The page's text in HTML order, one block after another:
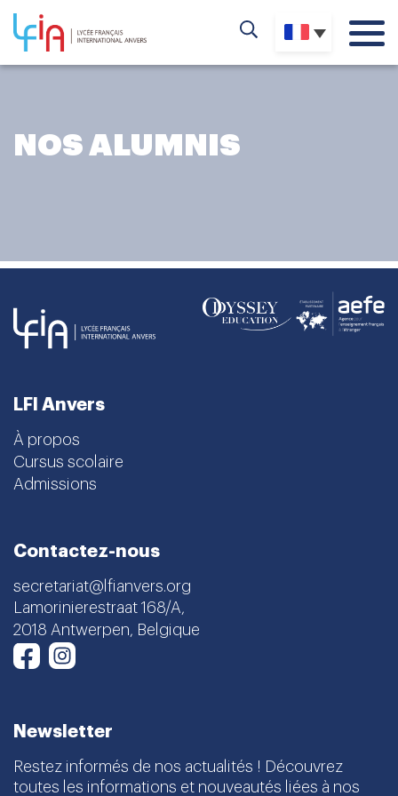
NOS ALUMNIS
LFI Anvers
À propos
Cursus scolaire
Admissions
Contactez-nous
secretariat@lfianvers.org
Lamorinierestraat 168/A,
2018 Antwerpen, Belgique
FacebookInstagram
Newsletter
Restez informés de nos actualités ! Découvrez
toutes les informations et nouveautés liées à nos